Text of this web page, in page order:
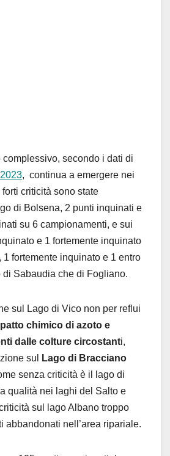
secondo i dati di
, continua a emergere nei
criticità sono state
di Bolsena, 2 punti inquinati e
su 6 campionamenti, e sui
e 1 fortemente inquinato
fortemente inquinato e 1 entro
Sabaudia che di Fogliano.
sul Lago di Vico non per reflui
chimico di azoto e
dalle colture circostanti,
sul
Lago di Bracciano
senza criticità è il lago di
qualità nei laghi del Salto e
sul lago Albano troppo
abbandonati nell’area ripariale.